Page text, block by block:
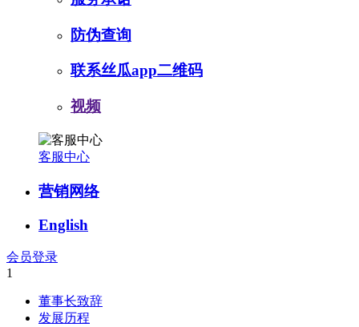
防伪查询
联系丝瓜app二维码
视频
客服中心
营销网络
English
会员登录
1
董事长致辞
发展历程